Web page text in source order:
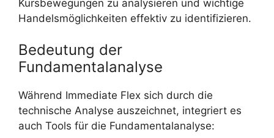
Kursbewegungen zu analysieren und wichtige
Handelsmöglichkeiten effektiv zu identifizieren.
Bedeutung der
Fundamentalanalyse
Während Immediate Flex sich durch die
technische Analyse auszeichnet, integriert es
auch Tools für die Fundamentalanalyse: